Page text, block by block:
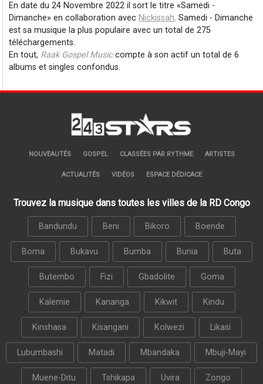
En date du 24 Novembre 2022 il sort le titre Samedi -
Dimanche
en collaboration avec Nickissah. Samedi - Dimanche
est sa musique la plus populaire avec un total de 275
téléchargements.
En tout, Raak Gospel Musiccompte à son actif un total de 6
albums et singles confondus.
NOUVEAUTÉS GOSPEL CLASSÉES PAR RYTHME ARTISTES
ACTUALITÉS VIDÉOS ESPACE DÉDICACE
Trouvez la musique dans toutes les villes de la RD Congo
Bandundu Beni Bikoro Boende
Boma Bukavu Bumba Bunia Buta
Butembo Fizi Gbadolite Goma
Kalemie Kananga Kikwit Kindu
Kinshasa Kisangani Kolwezi Likasi
Lubumbashi Matadi Mbandaka Mbuji-Mayi
Muene-Ditu Tshikapa Uvira Zongo